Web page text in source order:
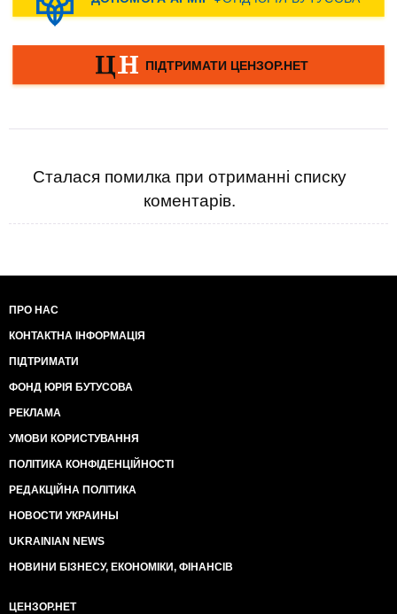
Сталася помилка при отриманні списку
коментарів.
ПРО НАС
КОНТАКТНА ІНФОРМАЦІЯ
ПІДТРИМАТИ
ФОНД ЮРІЯ БУТУСОВА
РЕКЛАМА
УМОВИ КОРИСТУВАННЯ
ПОЛІТИКА КОНФІДЕНЦІЙНОСТІ
РЕДАКЦІЙНА ПОЛІТИКА
НОВОСТИ УКРАИНЫ
UKRAINIAN NEWS
НОВИНИ БІЗНЕСУ, ЕКОНОМІКИ, ФІНАНСІВ
ЦЕНЗОР.НЕТ